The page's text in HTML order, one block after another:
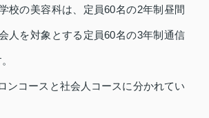
校の美容科は、定員60名の2年制昼間
人を対象とする定員60名の3年制通信
ンコースと社会人コースに分かれてい